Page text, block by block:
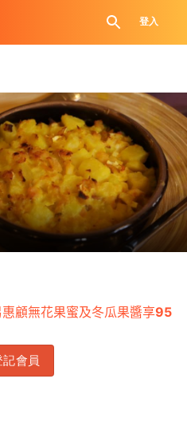
登入
顧無花果蜜及冬瓜果醬享95
記會員